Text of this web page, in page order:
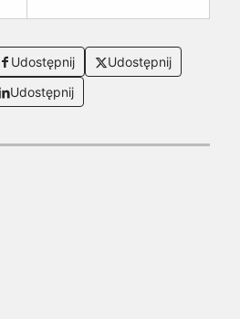
Udostępnij
Udostępnij
Udostępnij